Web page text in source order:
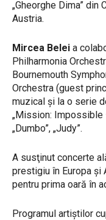
„Gheorghe Dima” din
Austria.
Mircea Belei a
Philharmonia
Bournemouth
Orchestra (guest
muzical şi la o serie
„Mission: Impossible
„Dumbo”, „Judy”.
A susţinut concerte
prestigiu în Europa şi
pentru prima oară în
Programul artiștilor